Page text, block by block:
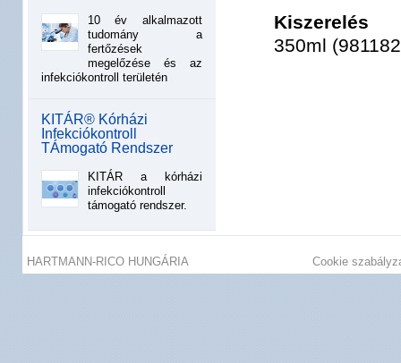
10 év alkalmazott
tudomány a
fertőzések
megelőzése és az
infekciókontroll területén
KITÁR® Kórházi
Infekciókontroll
TÁmogató Rendszer
KITÁR a kórházi
infekciókontroll
támogató rendszer.
Kiszerelés
350ml
HARTMANN-RICO HUNGÁRIA Cookie